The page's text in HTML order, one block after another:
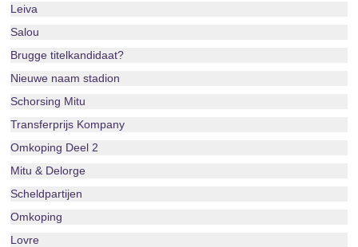
Leiva
Salou
Brugge titelkandidaat?
Nieuwe naam stadion
Schorsing Mitu
Transferprijs Kompany
Omkoping Deel 2
Mitu & Delorge
Scheldpartijen
Omkoping
Lovre